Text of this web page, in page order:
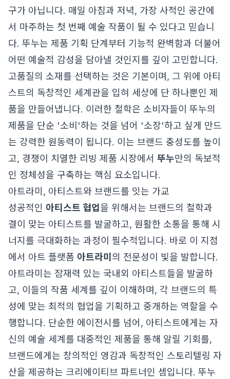
구가 아닙니다. 매일 아침과 저녁, 가장 사적인 공간에
서 마주하는 첫 번째 예술 작품이 될 수 있다고 믿습니
다. 뚜누는 제품 기획 단계부터 기능적 완벽함과 더불어
어떤 예술적 감성을 담아낼 것인지를 깊이 고민합니다.
고품질의 소재를 선택하는 것은 기본이며, 그 위에 아티
스트의 독창적인 세계관을 입혀 세상에 단 하나뿐인 제
품을 만들어냅니다. 이러한 철학은 소비자들이 뚜누의
제품을 단순 '소비'하는 것을 넘어 '소장'하고 싶게 만드
는 강력한 원동력이 됩니다. 이는 브랜드 충성도를 높이
고, 경쟁이 치열한 리빙 제품 시장에서 뚜누만의 독보적
인 정체성을 구축하는 핵심 요소입니다.
아트라미, 아티스트와 브랜드를 잇는 가교
성공적인 아티스트 협업 을 위해서는 브랜드의 철학과
결이 맞는 아티스트를 발굴하고, 원활한 소통을 통해 시
너지를 극대화하는 과정이 필수적입니다. 바로 이 지점
에서 아트 플랫폼 아트라미 의 전문성이 빛을 발합니다.
아트라미는 잠재력 있는 국내외 아티스트들을 발굴하
고, 이들의 작품 세계를 깊이 이해하며, 각 브랜드의 특
성에 맞는 최적의 협업을 기획하고 중개하는 역할을 수
행합니다. 단순한 에이전시를 넘어, 아티스트에게는 자
신의 예술 세계를 대중적인 제품을 통해 알릴 기회를,
브랜드에게는 창의적인 영감과 독창적인 스토리텔링 자
산을 제공하는 크리에이티브 파트너인 셈입니다. 뚜누